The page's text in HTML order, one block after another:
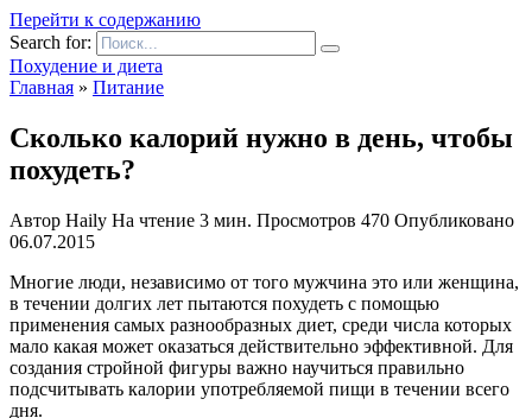
Перейти к содержанию
Search for:
Похудение и диета
Главная » Питание
Сколько калорий нужно в день, чтобы
похудеть?
Автор Haily На чтение 3 мин. Просмотров 470 Опубликовано
06.07.2015
Многие люди, независимо от того мужчина это или женщина,
в течении долгих лет пытаются похудеть с помощью
применения самых разнообразных диет, среди числа которых
мало какая может оказаться действительно эффективной. Для
создания стройной фигуры важно научиться правильно
подсчитывать калории употребляемой пищи в течении всего
дня.